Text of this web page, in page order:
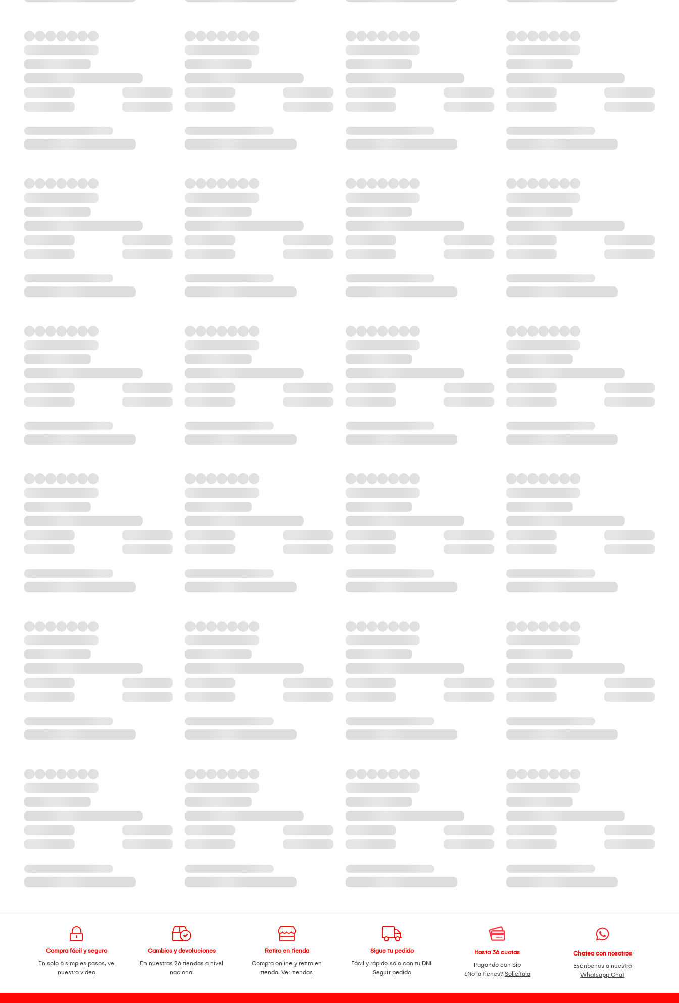
Compra fácil y seguro
En solo 6 simples pasos,ve
nuestro video
Cambios y devoluciones
En nuestras 26 tiendas a nivel
nacional
Retiro en tienda
Compra online y retira en
tienda.Ver tiendas
Sigue tu pedido
Fácil y rápido sólo con tu DNI.
Seguir pedido
Hasta 36 cuotas
Pagando con Sip
¿No la tienes? Solicítala
Chatea con nosotros
Escríbenos a nuestro
Whatsapp Chat